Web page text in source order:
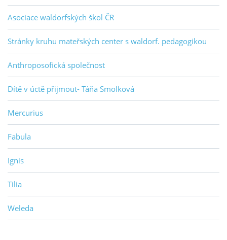
Asociace waldorfských škol ČR
Stránky kruhu mateřských center s waldorf. pedagogikou
Anthroposofická společnost
Dítě v úctě přijmout- Táňa Smolková
Mercurius
Fabula
Ignis
Tilia
Weleda